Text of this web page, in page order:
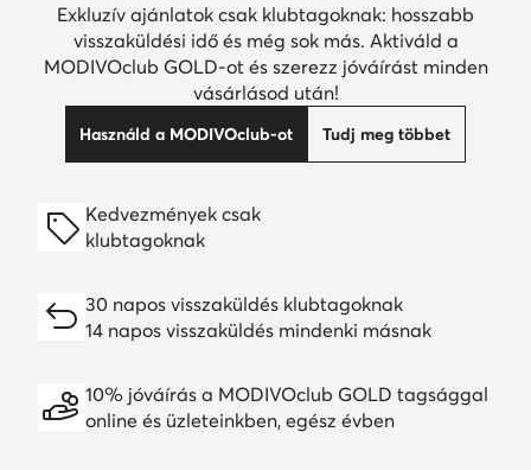
Exkluzív ajánlatok csak klubtagoknak: hosszabb
visszaküldési idő és még sok más. Aktiváld a
MODIVOclub GOLD-ot és szerezz jóváírást minden
vásárlásod után!
Használd a MODIVOclub-ot Tudj meg többet
Kedvezmények csak
klubtagoknak
30 napos visszaküldés klubtagoknak
14 napos visszaküldés mindenki másnak
10% jóváírás a MODIVOclub GOLD tagsággal
online és üzleteinkben, egész évben